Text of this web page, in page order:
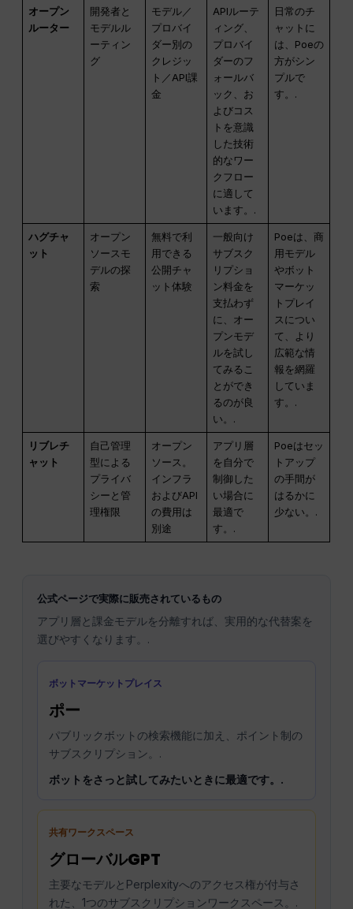
オープン
ルーター
開発者と
モデルル
ーティン
グ
モデル／
プロバイ
ダー別の
クレジッ
ト／API課
金
APIルーテ
ィング、
プロバイ
ダーのフ
ォールバ
ック、お
よびコス
トを意識
した技術
的なワー
クフロー
に適して
います。.
日常のチ
ャットに
は、Poeの
方がシン
プルで
す。.
ハグチャ
ット
オープン
ソースモ
デルの探
索
無料で利
用できる
公開チャ
ット体験
一般向け
サブスク
リプショ
ン料金を
支払わず
に、オー
プンモデ
ルを試し
てみるこ
とができ
るのが良
い。.
Poeは、商
用モデル
やボット
マーケッ
トプレイ
スについ
て、より
広範な情
報を網羅
していま
す。.
リブレチ
ャット
自己管理
型による
プライバ
シーと管
理権限
オープン
ソース。
インフラ
およびAPI
の費用は
別途
アプリ層
を自分で
制御した
い場合に
最適で
す。.
Poeはセッ
トアップ
の手間が
はるかに
少ない。.
公式ページで実際に販売されているもの
アプリ層と課金モデルを分離すれば、実用的な代替案を
選びやすくなります。.
ボットマーケットプレイス
ポー
パブリックボットの検索機能に加え、ポイント制の
サブスクリプション。.
ボットをさっと試してみたいときに最適です。.
共有ワークスペース
グローバルGPT
主要なモデルとPerplexityへのアクセス権が付与さ
れた、1つのサブスクリプションワークスペース。.